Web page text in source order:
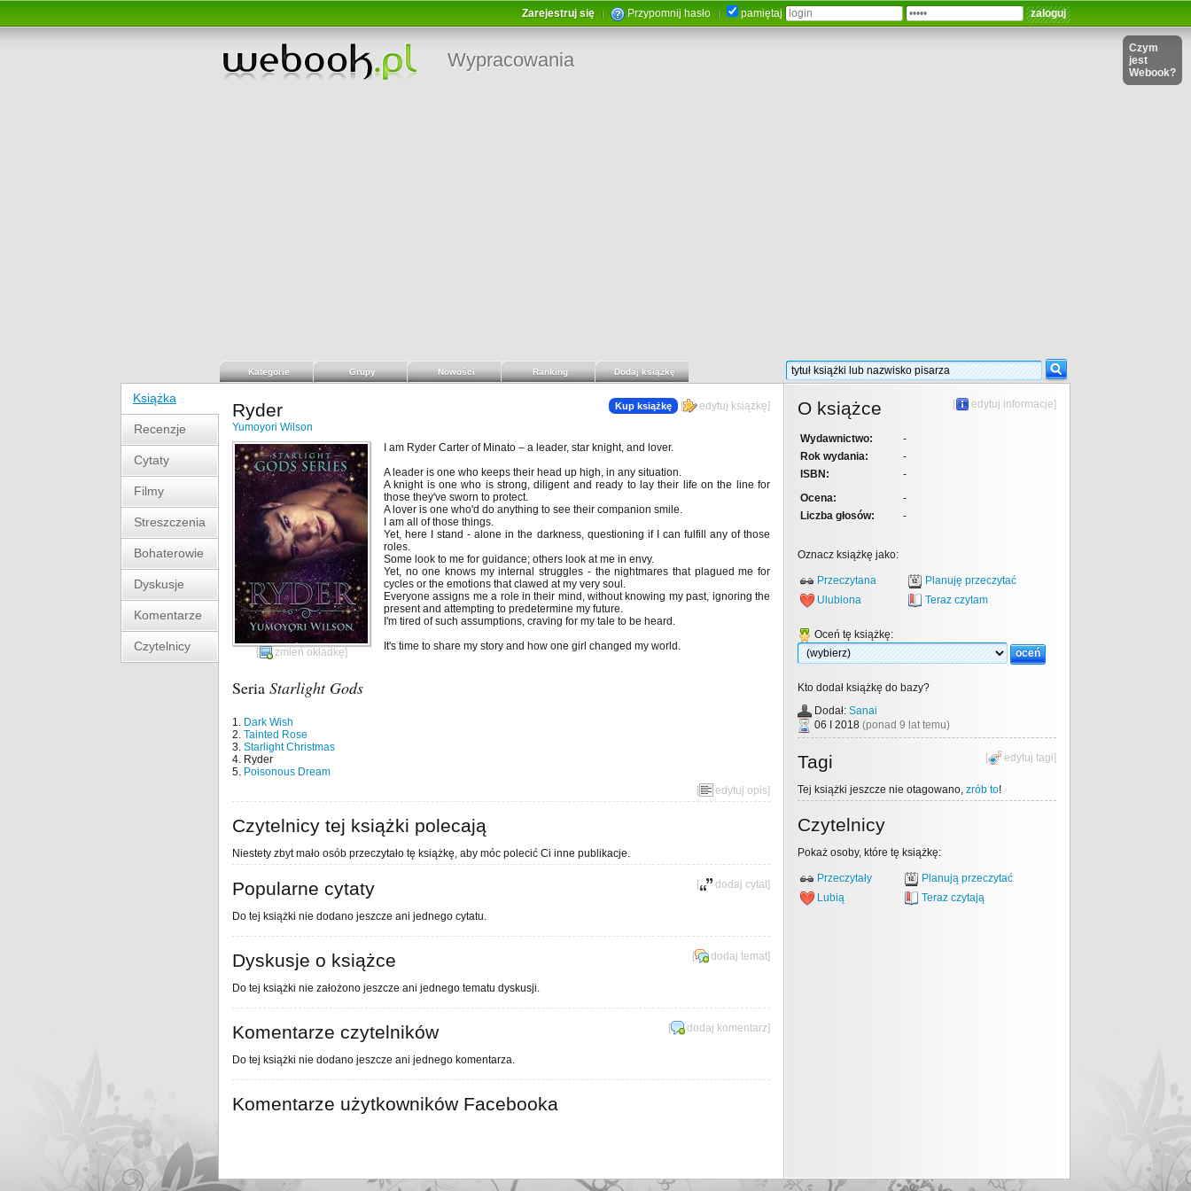
Zarejestruj się Przypomnij hasło pamiętaj
Wypracowania
Czym
jest
Webook?
Kategorie Grupy Nowości Ranking Dodaj książkę
Książka
Recenzje
Cytaty
Filmy
Streszczenia
Bohaterowie
Dyskusje
Komentarze
Czytelnicy
Kup książkę [ edytuj książkę]
Ryder
Yumoyori Wilson
[ zmień okładkę]
I am Ryder Carter of Minato – a leader, star knight, and lover.
A leader is one who keeps their head up high, in any situation.
A knight is one who is strong, diligent and ready to lay their life on the line for
those they've sworn to protect.
A lover is one who'd do anything to see their companion smile.
I am all of those things.
Yet, here I stand - alone in the darkness, questioning if I can fulfill any of those
roles.
Some look to me for guidance; others look at me in envy.
Yet, no one knows my internal struggles - the nightmares that plagued me for
cycles or the emotions that clawed at my very soul.
Everyone assigns me a role in their mind, without knowing my past, ignoring the
present and attempting to predetermine my future.
I'm tired of such assumptions, craving for my tale to be heard.
It's time to share my story and how one girl changed my world.
Seria Starlight Gods
1. Dark Wish
2. Tainted Rose
3. Starlight Christmas
4. Ryder
5. Poisonous Dream
[
edytuj opis]
Czytelnicy tej książki polecają
Niestety zbyt mało osób przeczytało tę książkę, aby móc polecić Ci inne publikacje.
[ dodaj cytat]
Popularne cytaty
Do tej książki nie dodano jeszcze ani jednego cytatu.
[ dodaj temat]
Dyskusje o książce
Do tej książki nie założono jeszcze ani jednego tematu dyskusji.
[ dodaj komentarz]
Komentarze czytelników
Do tej książki nie dodano jeszcze ani jednego komentarza.
Komentarze użytkowników Facebooka
[ edytuj informacje]
O książce
Wydawnictwo:
-
Rok wydania:
-
ISBN:
-
Ocena:
-
Liczba głosów:
-
Oznacz książkę jako:
Przeczytana
Planuję przeczytać
Ulubiona
Teraz czytam
Oceń tę książkę:
Kto dodał książkę do bazy?
Dodał: Sanai
06 I 2018 (ponad 9 lat temu)
[ edytuj tagi]
Tagi
Tej książki jeszcze nie otagowano, zrób to!
Czytelnicy
Pokaż osoby, które tę książkę:
Przeczytały
Planują przeczytać
Lubią
Teraz czytają